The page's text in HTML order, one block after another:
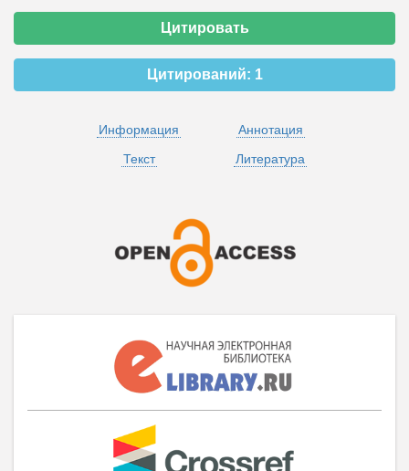
Цитировать
Цитирований: 1
Информация
Аннотация
Текст
Литература